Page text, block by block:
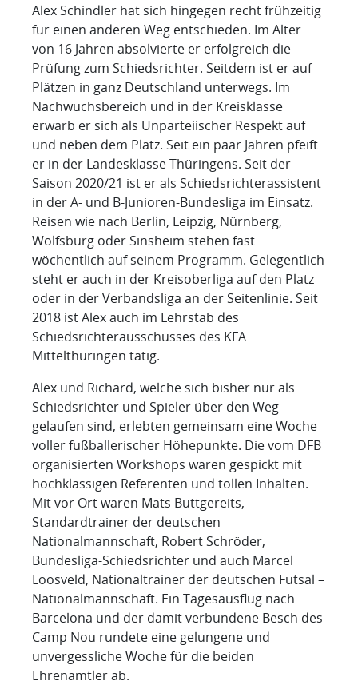
Alex Schindler hat sich hingegen recht frühzeitig
für einen anderen Weg entschieden. Im Alter
von 16 Jahren absolvierte er erfolgreich die
Prüfung zum Schiedsrichter. Seitdem ist er auf
Plätzen in ganz Deutschland unterwegs. Im
Nachwuchsbereich und in der Kreisklasse
erwarb er sich als Unparteiischer Respekt auf
und neben dem Platz. Seit ein paar Jahren pfeift
er in der Landesklasse Thüringens. Seit der
Saison 2020/21 ist er als Schiedsrichterassistent
in der A- und B-Junioren-Bundesliga im Einsatz.
Reisen wie nach Berlin, Leipzig, Nürnberg,
Wolfsburg oder Sinsheim stehen fast
wöchentlich auf seinem Programm. Gelegentlich
steht er auch in der Kreisoberliga auf den Platz
oder in der Verbandsliga an der Seitenlinie. Seit
2018 ist Alex auch im Lehrstab des
Schiedsrichterausschusses des KFA
Mittelthüringen tätig.
Alex und Richard, welche sich bisher nur als
Schiedsrichter und Spieler über den Weg
gelaufen sind, erlebten gemeinsam eine Woche
voller fußballerischer Höhepunkte. Die vom DFB
organisierten Workshops waren gespickt mit
hochklassigen Referenten und tollen Inhalten.
Mit vor Ort waren Mats Buttgereits,
Standardtrainer der deutschen
Nationalmannschaft, Robert Schröder,
Bundesliga-Schiedsrichter und auch Marcel
Loosveld, Nationaltrainer der deutschen Futsal –
Nationalmannschaft. Ein Tagesausflug nach
Barcelona und der damit verbundene Besch des
Camp Nou rundete eine gelungene und
unvergessliche Woche für die beiden
Ehrenamtler ab.